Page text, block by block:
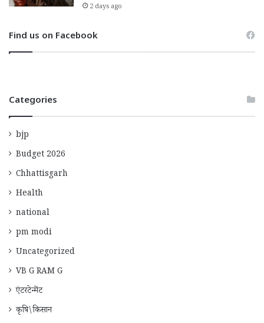
2 days ago
Find us on Facebook
Categories
bjp
Budget 2026
Chhattisgarh
Health
national
pm modi
Uncategorized
VB G RAM G
एंटरटेन्मेंट
कृषि\किसान